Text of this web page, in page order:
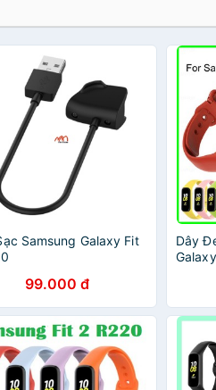
Samsung Galaxy Fit
99.000 đ
Dây